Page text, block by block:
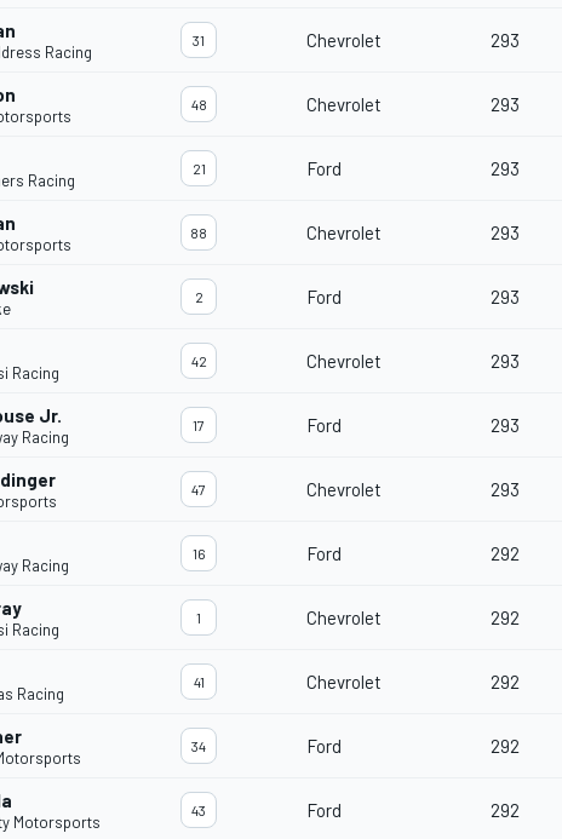
Racing
31 Chevrolet 293
48 Chevrolet 293
Racing
21 Ford 293
88 Chevrolet 293
2 Ford 293
Racing
42 Chevrolet 293
Jr.
Racing
17 Ford 293
47 Chevrolet 293
Racing
16 Ford 292
Racing
1 Chevrolet 292
Racing
41 Chevrolet 292
34 Ford 292
Motorsports
43 Ford 292